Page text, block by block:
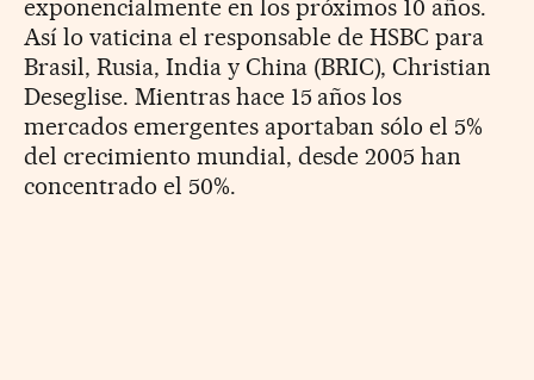
exponencialmente en los próximos 10 años.
Así lo vaticina el responsable de HSBC para
Brasil, Rusia, India y China (BRIC), Christian
Deseglise. Mientras hace 15 años los
mercados emergentes aportaban sólo el 5%
del crecimiento mundial, desde 2005 han
concentrado el 50%.